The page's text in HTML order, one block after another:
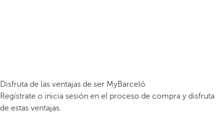
Disfruta de las ventajas de ser MyBarceló
Regístrate o inicia sesión en el proceso de compra y disfruta
de estas ventajas.